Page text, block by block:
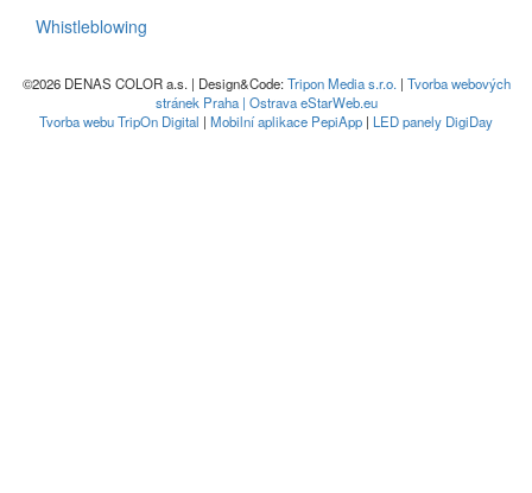
Whistleblowing
©2026 DENAS COLOR a.s. | Design&Code:Tripon Media s.r.o. | Tvorba webových
stránek Praha | Ostrava eStarWeb.eu
Tvorba webu TripOn Digital | Mobilní aplikace PepiApp | LED panely DigiDay